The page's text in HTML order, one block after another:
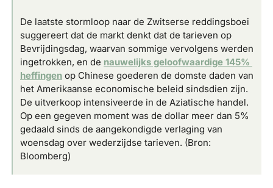
De laatste stormloop naar de Zwitserse reddingsboei
suggereert dat de markt denkt dat de tarieven op
Bevrijdingsdag, waarvan sommige vervolgens werden
ingetrokken, en de nauwelijks geloofwaardige 145%
heffingen op Chinese goederen de domste daden van
het Amerikaanse economische beleid sindsdien zijn.
De uitverkoop intensiveerde in de Aziatische handel.
Op een gegeven moment was de dollar meer dan 5%
gedaald sinds de aangekondigde verlaging van
woensdag over wederzijdse tarieven. (Bron:
Bloomberg)